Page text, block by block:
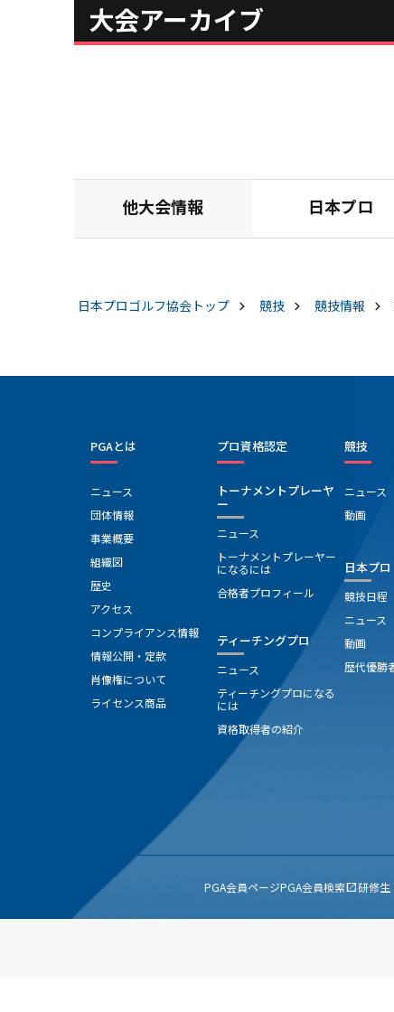
大会アーカイブ
他大会情報 日本プロ
日本プロゴルフ協会 トップ 競技 競技情報
PGAとは
ニュース
団体情報
事業概要
組織図
歴史
アクセス
コンプライアンス情報
情報公開・定款
肖像権について
ライセンス商品
プロ資格認定
トーナメントプレーヤ
ー
ニュース
トーナメントプレーヤー
になるには
合格者プロフィール
ティーチングプロ
ニュース
ティーチングプロになる
には
資格取得者の紹介
競技
ニュース
動画
日本プロ
競技日程
ニュース
動画
歴代優勝
PGA会員ページPGA会員検索open_in_new研修生